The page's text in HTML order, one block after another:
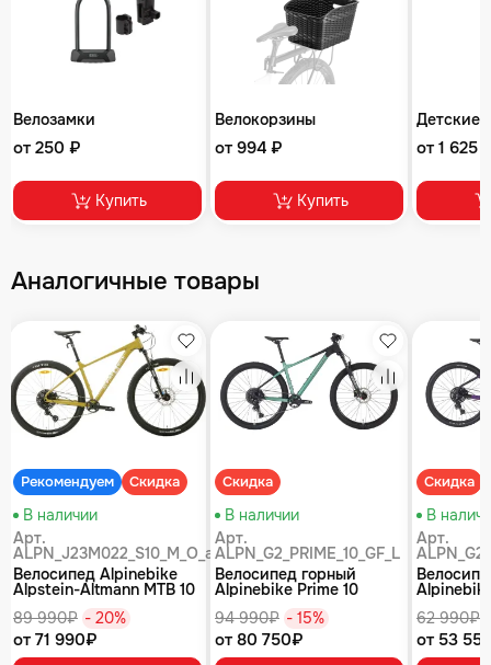
Велозамки
от 250 ₽
Купить
Велокорзины
от 994 ₽
Купить
Детские
от 1 625
Аналогичные товары
Рекомендуем Скидка
Избранное
Сравнение
В наличии
Арт.
ALPN_J23M022_S10_M_O_air
Велосипед Alpinebike
Alpstein-Altmann MTB 10
89 990₽ - 20%
от 71 990₽
Скидка
Избранное
Сравнение
В наличии
Арт.
ALPN_G2_PRIME_10_GF_L
Велосипед горный
Alpinebike Prime 10
94 990₽ - 15%
от 80 750₽
Скидка
В
Арт.
62 990₽
от 53